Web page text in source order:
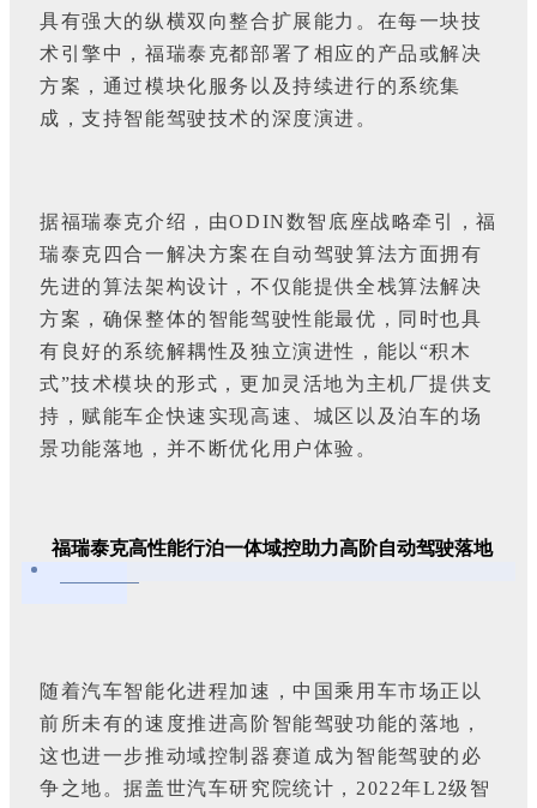
具有强大的纵横双向整合扩展能力。在每一块技
术引擎中，福瑞泰克都部署了相应的产品或解决
方案，通过模块化服务以及持续进行的系统集
成，支持智能驾驶技术的深度演进。
据福瑞泰克介绍，由ODIN数智底座战略牵引，福
瑞泰克四合一解决方案在自动驾驶算法方面拥有
先进的算法架构设计，不仅能提供全栈算法解决
方案，确保整体的智能驾驶性能最优，同时也具
有良好的系统解耦性及独立演进性，能以“积木
式”技术模块的形式，更加灵活地为主机厂提供支
持，赋能车企快速实现高速、城区以及泊车的场
景功能落地，并不断优化用户体验。
福瑞泰克高性能行泊一体域控助力高阶自动驾驶落地
随着汽车智能化进程加速，中国乘用车市场正以
前所未有的速度推进高阶智能驾驶功能的落地，
这也进一步推动域控制器赛道成为智能驾驶的必
争之地。据盖世汽车研究院统计，2022年L2级智